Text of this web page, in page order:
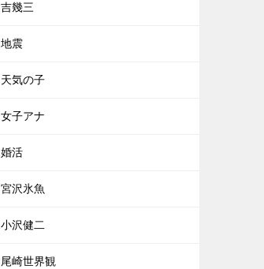
吉幾三
地震
天気の子
女子アナ
婚活
宮沢氷魚
小沢健二
尾崎世界観